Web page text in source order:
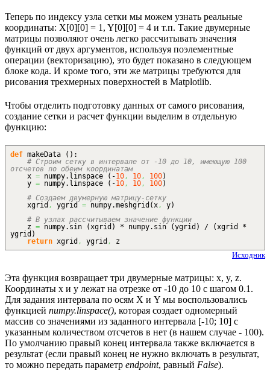
Теперь по индексу узла сетки мы можем узнать реальные
координаты: X[0][0] = 1, Y[0][0] = 4 и т.п. Такие двумерные
матрицы позволяют очень легко рассчитывать значения
функций от двух аргументов, используя поэлементные
операции (векторизацию), это будет показано в следующем
блоке кода. И кроме того, эти же матрицы требуются для
рисования трехмерных поверхностей в Matplotlib.
Чтобы отделить подготовку данных от самого рисования,
создание сетки и расчет функции выделим в отдельную
функцию:
def makeData ( ) :
# Строим сетку в интервале от -10 до 10, имеющую 100
отсчетов по обеим координатам
x = numpy. linspace ( -10, 10, 100)
y = numpy. linspace ( -10, 10, 100)
# Создаем двумерную матрицу-сетку
xgrid , ygrid = numpy.meshgrid (x, y)
# В узлах рассчитываем значение функции
z = numpy. sin (xgrid ) * numpy. sin (ygrid ) / (xgrid *
ygrid )
return xgrid , ygrid , z
Исходник
Эта функция возвращает три двумерные матрицы: x, y, z.
Координаты x и y лежат на отрезке от -10 до 10 с шагом 0.1.
Для задания интервала по осям X и Y мы воспользовались
функцией numpy.linspace(), которая создает одномерный
массив со значениями из заданного интервала [-10; 10] с
указанным количеством отсчетов в нет (в нашем случае - 100).
По умолчанию правый конец интервала также включается в
результат (если правый конец не нужно включать в результат,
то можно передать параметр endpoint, равный False).